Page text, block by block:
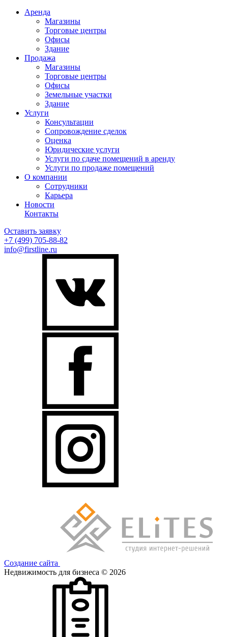
Аренда
Магазины
Торговые центры
Офисы
Здание
Продажа
Магазины
Торговые центры
Офисы
Земельные участки
Здание
Услуги
Консультации
Сопровождение сделок
Оценка
Юридические услуги
Услуги по сдаче помещений в аренду
Услуги по продаже помещений
О компании
Сотрудники
Карьера
Новости
Контакты
Оставить заявку
+7 (499) 705-88-82
info@firstline.ru
Создание сайта
Недвижимость для бизнеса © 2026